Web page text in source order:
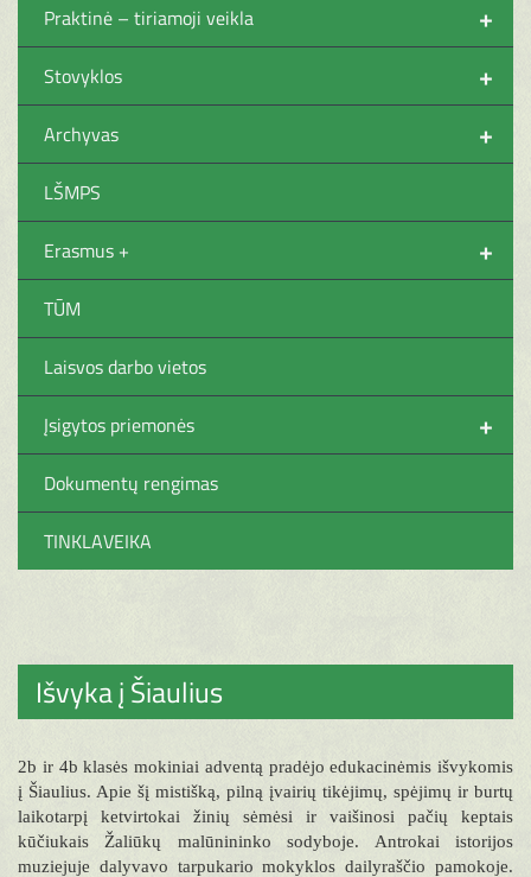
+
Praktinė – tiriamoji veikla
+
Stovyklos
+
Archyvas
LŠMPS
+
Erasmus +
TŪM
Laisvos darbo vietos
+
Įsigytos priemonės
Dokumentų rengimas
TINKLAVEIKA
Išvyka į Šiaulius
2b ir 4b klasės mokiniai adventą pradėjo edukacinėmis išvykomis
į Šiaulius. Apie šį mistišką, pilną įvairių tikėjimų, spėjimų ir burtų
laikotarpį ketvirtokai žinių sėmėsi ir vaišinosi pačių keptais
kūčiukais Žaliūkų malūnininko sodyboje. Antrokai istorijos
muziejuje dalyvavo tarpukario mokyklos dailyraščio pamokoje.